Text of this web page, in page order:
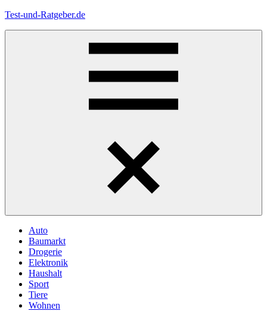
Zum
Test-und-Ratgeber.de
Auto
Baumarkt
Drogerie
Elektronik
Haushalt
Sport
Tiere
Wohnen